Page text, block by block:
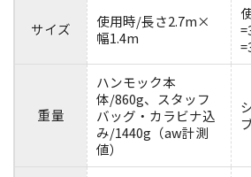
サイズ
使用時/長さ2.7m×
幅1.4m
重量
ハンモック本
体/860g、スタッフ
バッグ・カラビナ込
み/1440g（aw計測
値）